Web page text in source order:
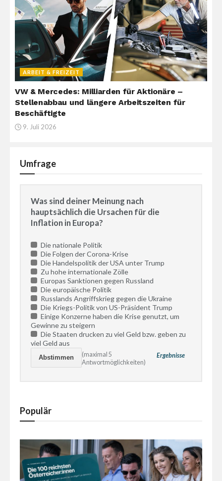
ARBEIT & FREIZEIT
VW & Mercedes: Milliarden für Aktionäre –
Stellenabbau und längere Arbeitszeiten für
Beschäftigte
9. Juli 2026
Umfrage
Was sind deiner Meinung nach
hauptsächlich die Ursachen für die
Inflation in Europa?
Die nationale Politik
Die Folgen der Corona-Krise
Die Handelspolitik der USA unter Trump
Zu hohe internationale Zölle
Europas Sanktionen gegen Russland
Die europäische Politik
Russlands Angriffskrieg gegen die Ukraine
Die Kriegs-Politik von US-Präsident Trump
Einige Konzerne haben die Krise genutzt, um
Gewinne zu steigern
Die Staaten drucken zu viel Geld bzw. geben zu
viel Geld aus
Ergebnisse
(maximal 5
Antwortmöglichkeiten)
Populär